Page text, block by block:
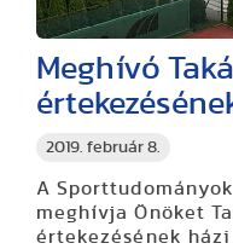
2019. február 8.
Meghívó
A
meghívja Önöket
értekezésének